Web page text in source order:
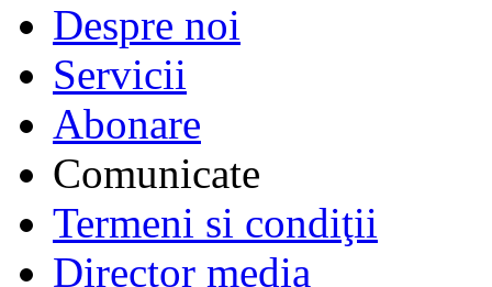
Despre noi
Servicii
Abonare
Comunicate
Termeni si condiţii
Director media